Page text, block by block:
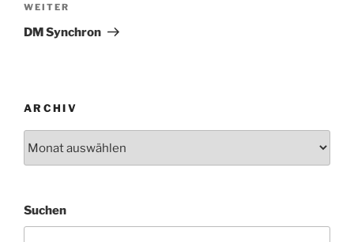
Nächster
Beitrag
WEITER
DM Synchron
ARCHIV
Suchen